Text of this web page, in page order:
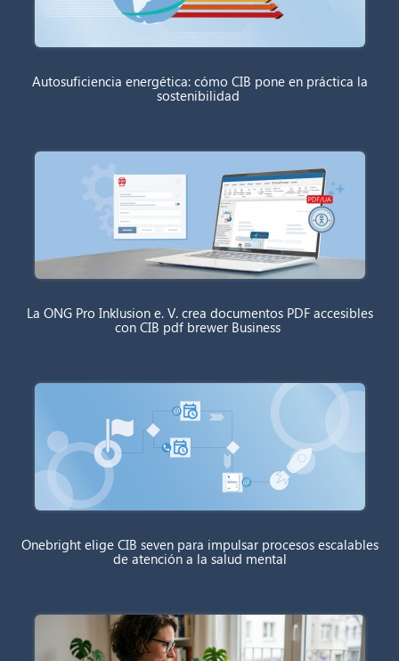
Autosuficiencia energética: cómo CIB pone en práctica la
sostenibilidad
La ONG Pro Inklusion e. V. crea documentos PDF accesibles
con CIB pdf brewer Business
Onebright elige CIB seven para impulsar procesos escalables
de atención a la salud mental